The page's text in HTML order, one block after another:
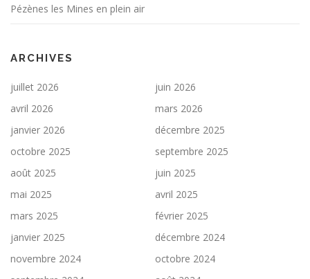
Pézènes les Mines en plein air
ARCHIVES
juillet 2026
juin 2026
avril 2026
mars 2026
janvier 2026
décembre 2025
octobre 2025
septembre 2025
août 2025
juin 2025
mai 2025
avril 2025
mars 2025
février 2025
janvier 2025
décembre 2024
novembre 2024
octobre 2024